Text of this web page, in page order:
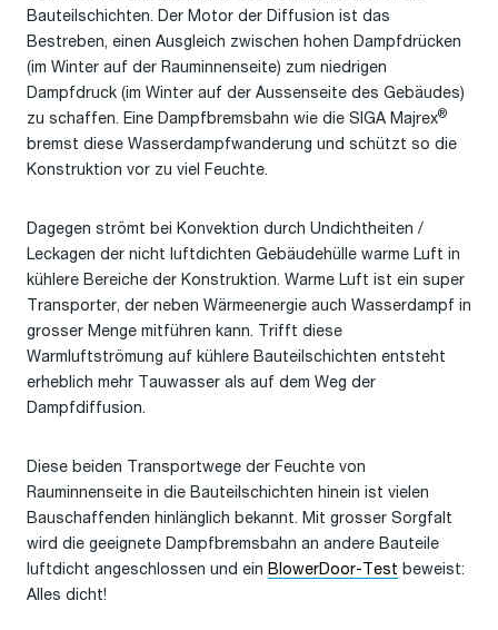
Bauteilschichten. Der Motor der Diffusion ist das
Bestreben, einen Ausgleich zwischen hohen Dampfdrücken
(im Winter auf der Rauminnenseite) zum niedrigen
Dampfdruck (im Winter auf der Aussenseite des Gebäudes)
zu schaffen. Eine Dampfbremsbahn wie die SIGA Majrex®
bremst diese Wasserdampfwanderung und schützt so die
Konstruktion vor zu viel Feuchte.
Dagegen strömt bei Konvektion durch Undichtheiten /
Leckagen der nicht luftdichten Gebäudehülle warme Luft in
kühlere Bereiche der Konstruktion. Warme Luft ist ein super
Transporter, der neben Wärmeenergie auch Wasserdampf in
grosser Menge mitführen kann. Trifft diese
Warmluftströmung auf kühlere Bauteilschichten entsteht
erheblich mehr Tauwasser als auf dem Weg der
Dampfdiffusion.
Diese beiden Transportwege der Feuchte von
Rauminnenseite in die Bauteilschichten hinein ist vielen
Bauschaffenden hinlänglich bekannt. Mit grosser Sorgfalt
wird die geeignete Dampfbremsbahn an andere Bauteile
luftdicht angeschlossen und ein BlowerDoor-Test beweist:
Alles dicht!